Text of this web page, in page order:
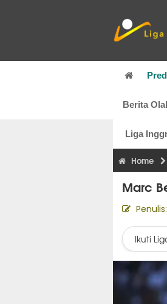
Berita
Liga
Home
Marc
Penulis:
Ikuti